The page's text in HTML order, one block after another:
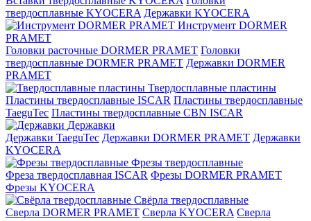
твердосплавные KYOCERA Державки KYOCERA
Инструмент DORMER
PRAMET
Головки расточные DORMER PRAMET Головки
твердосплавные DORMER PRAMET Державки DORMER
PRAMET
Твердосплавные пластины
Пластины твердосплавные ISCAR Пластины твердосплавные
TaeguTec Пластины твердосплавные CBN ISCAR
Державки
Державки TaeguTec Державки DORMER PRAMET Державки
KYOCERA
Фрезы твердосплавные
Фреза твердосплавная ISCAR Фрезы DORMER PRAMET
Фрезы KYOCERA
Свёрла твердосплавные
Сверла DORMER PRAMET Сверла KYOCERA Сверла